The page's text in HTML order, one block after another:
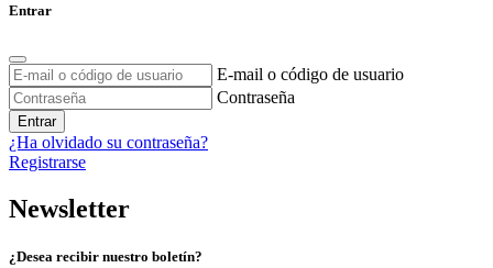
Entrar
E-mail o código de usuario
Contraseña
Entrar
¿Ha olvidado su contraseña?
Registrarse
Newsletter
¿Desea recibir nuestro boletín?